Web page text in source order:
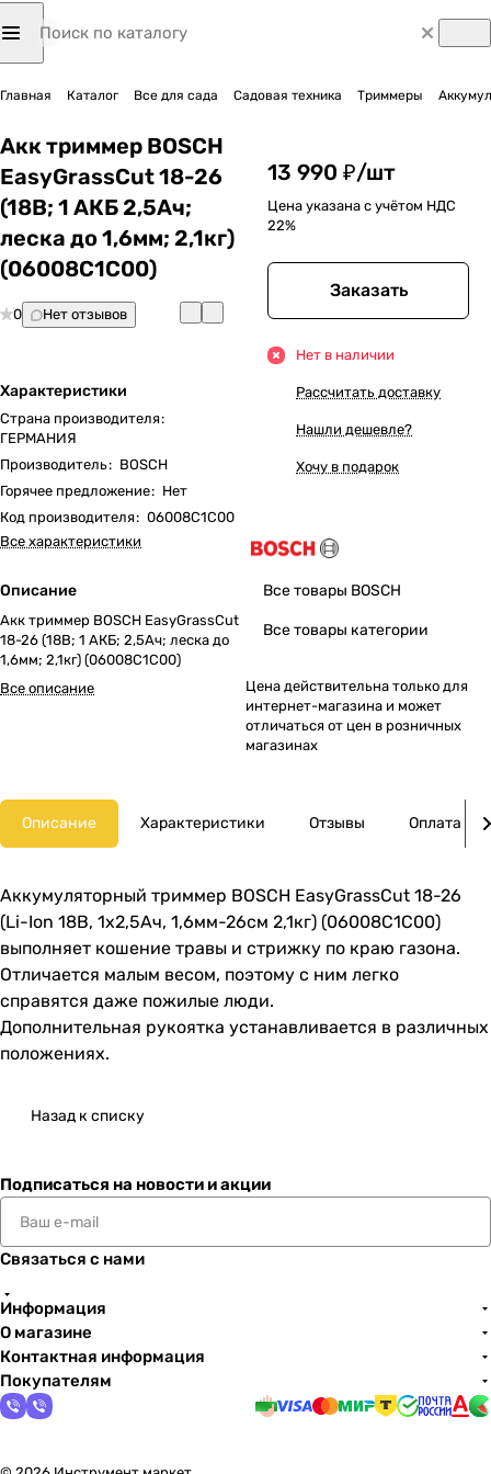
Главная Каталог Все для сада Садовая техника Триммеры
Акк триммер BOSCH
EasyGrassCut 18-26
(18В; 1 АКБ 2,5Ач;
леска до 1,6мм; 2,1кг)
(06008C1C00)
0 Нет отзывов
Характеристики
Страна производителя:
ГЕРМАНИЯ
Производитель: BOSCH
Горячее предложение: Нет
Код производителя: 06008C1C00
Все характеристики
Описание
Акк триммер BOSCH EasyGrassCut
18-26 (18В; 1 АКБ; 2,5Ач; леска до
1,6мм; 2,1кг) (06008C1C00)
Все описание
13 990 ₽/шт
Цена указана с учётом НДС
22%
Заказать
Нет в наличии
Рассчитать доставку
Нашли дешевле?
Хочу в подарок
Все товары BOSCH
Все товары категории
Цена действительна только для
интернет-магазина и может
отличаться от цен в розничных
магазинах
Описание Характеристики Отзывы Оплата
Аккумуляторный триммер BOSCH EasyGrassCut 18-26
(Li-Ion 18В, 1х2,5Ач, 1,6мм-26см 2,1кг) (06008C1C00)
выполняет кошение травы и стрижку по краю газона.
Отличается малым весом, поэтому с ним легко
справятся даже пожилые люди.
Дополнительная рукоятка устанавливается в различных
положениях.
Назад к списку
Подписаться на новости и акции
Связаться с нами
Информация
О магазине
Контактная информация
Покупателям